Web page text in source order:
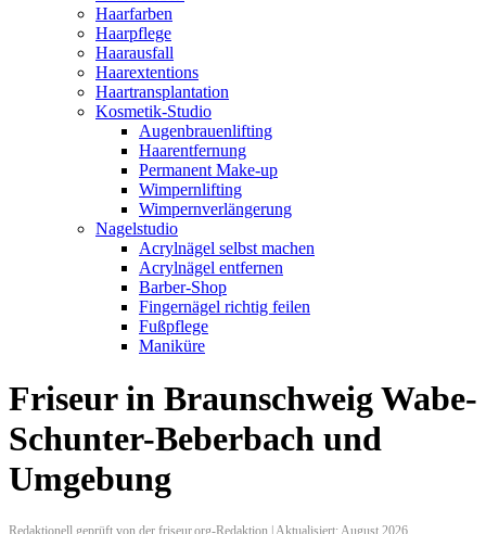
Haarfarben
Haarpflege
Haarausfall
Haarextentions
Haartransplantation
Kosmetik-Studio
Augenbrauenlifting
Haarentfernung
Permanent Make-up
Wimpernlifting
Wimpernverlängerung
Nagelstudio
Acrylnägel selbst machen
Acrylnägel entfernen
Barber-Shop
Fingernägel richtig feilen
Fußpflege
Maniküre
Friseur in Braunschweig Wabe-
Schunter-Beberbach und
Umgebung
Redaktionell geprüft von der friseur.org-Redaktion | Aktualisiert: August 2026